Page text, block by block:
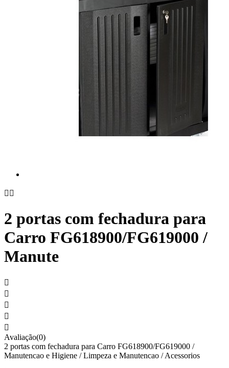
 
2 portas com fechadura para
Carro FG618900/FG619000 /
Manute





Avaliação(0)
2 portas com fechadura para Carro FG618900/FG619000 /
Manutencao e Higiene / Limpeza e Manutencao / Acessorios